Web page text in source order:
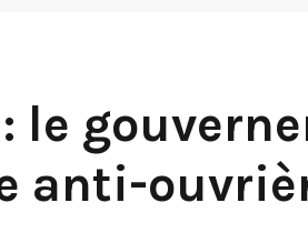
le
anti-